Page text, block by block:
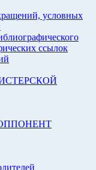
условных
ссылок